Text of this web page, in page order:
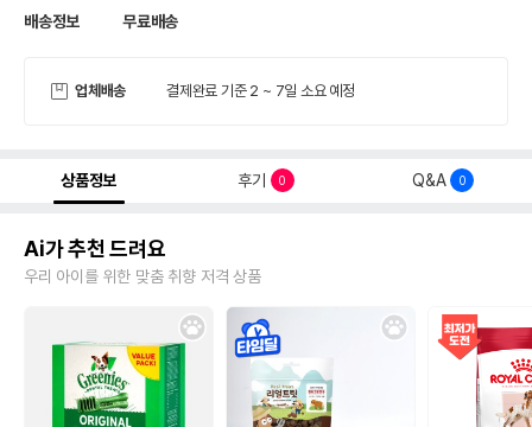
배송정보 무료배송
업체배송 결제완료 기준 2 ~ 7일 소요 예정
상품정보 후기 0 Q&A 0
Ai가 추천 드려요
우리 아이를 위한 맞춤 취향 저격 상품